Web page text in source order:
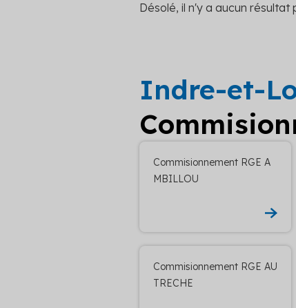
Désolé, il n'y a aucun
Indre-et-
Commisionnement RGE A
MBILLOU
Commisionnement RGE AU
TRECHE